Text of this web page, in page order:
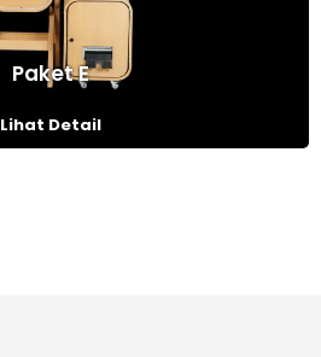
Paket E
Lihat Detail